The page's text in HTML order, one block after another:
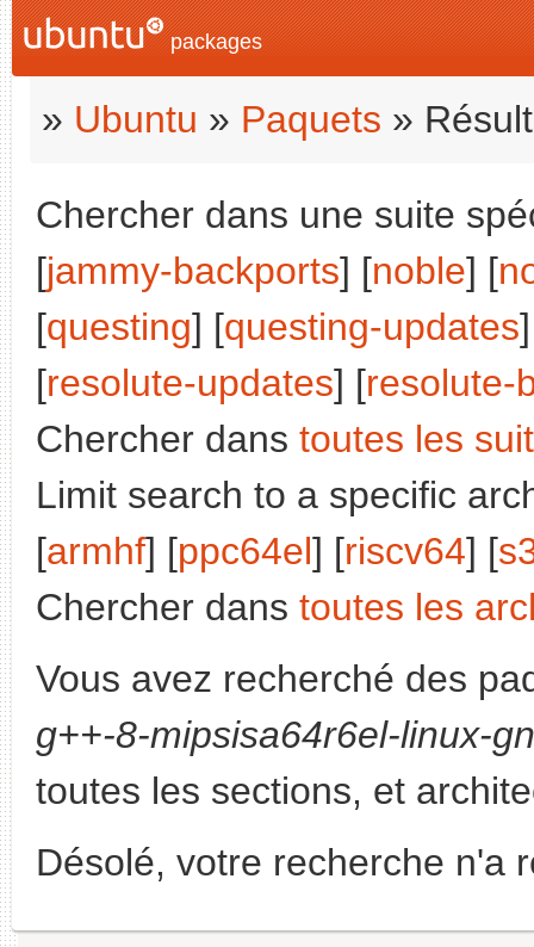
packages
» Ubuntu » Paquets »
Chercher dans une suite
[jammy-backports] [noble] [
[questing] [questing-updates
[resolute-updates] [resolute-
Chercher dans toutes les
Limit search to a specific
[armhf] [ppc64el] [riscv64] [
Chercher dans toutes les
Vous avez recherché des
g++-8-mipsisa64r6el-linux-
toutes les sections, et
Désolé, votre recherche n'a